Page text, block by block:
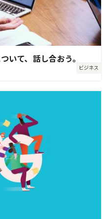
ビジネス
いて、話し合おう。